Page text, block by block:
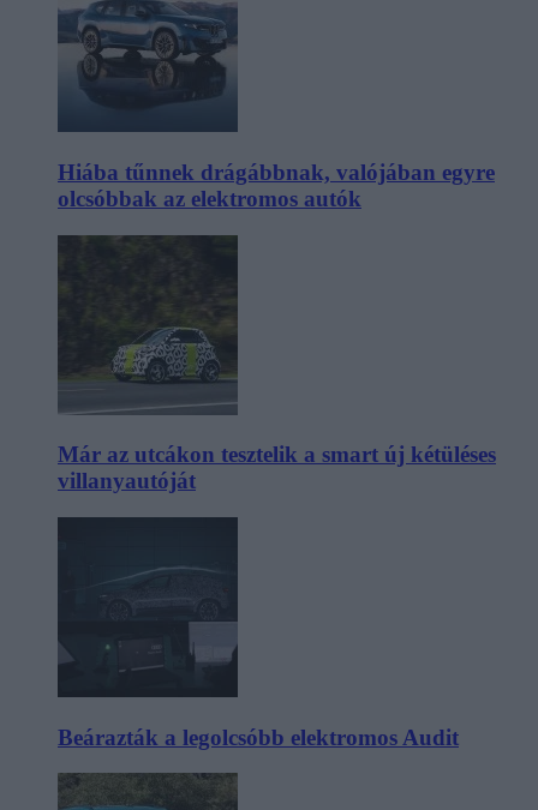
Hiába tűnnek drágábbnak, valójában egyre
olcsóbbak az elektromos autók
Már az utcákon tesztelik a smart új kétüléses
villanyautóját
Beárazták a legolcsóbb elektromos Audit